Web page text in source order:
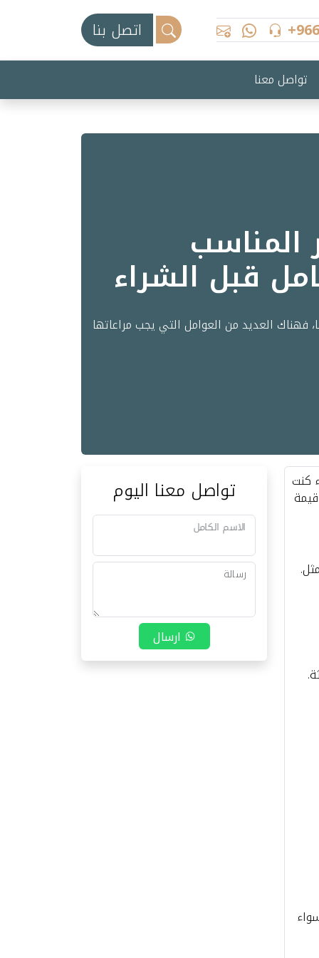
اتصل بنا
تواصل معنا
المناسب
قبل الشراء
فهناك العديد من العوامل التي يجب مراعاتها
كنت تواصل معنا اليوم
الاسم الكامل
رسالة
ارسال